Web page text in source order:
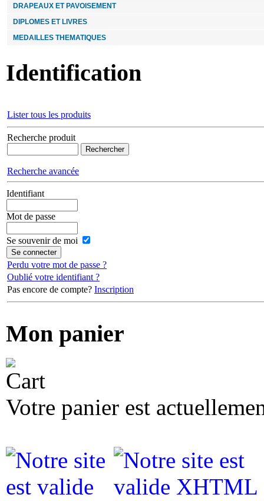
DRAPEAUX ET PAVOISEMENT
DIPLOMES ET LIVRES
MEDAILLES THEMATIQUES
Identification
Lister tous les produits
Recherche produit
Recherche avancée
Identifiant
Mot de passe
Se souvenir de moi
Perdu votre mot de passe ?
Oublié votre identifiant ?
Pas encore de compte? Inscription
Mon panier
Votre panier est